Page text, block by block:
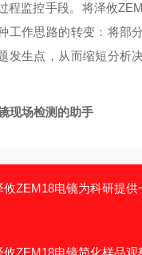
程监控手段。将泽攸
工作思路的转变：将部
发生点，从而缩短分析
现场检测的助手
攸ZEM18电镜为科研提供一
攸ZEM18电镜简化样品观